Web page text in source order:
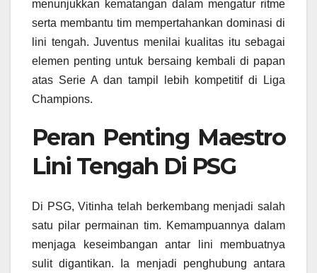
menunjukkan kematangan dalam mengatur ritme
serta membantu tim mempertahankan dominasi di
lini tengah. Juventus menilai kualitas itu sebagai
elemen penting untuk bersaing kembali di papan
atas Serie A dan tampil lebih kompetitif di Liga
Champions.
Peran Penting Maestro
Lini Tengah Di PSG
Di PSG, Vitinha telah berkembang menjadi salah
satu pilar permainan tim. Kemampuannya dalam
menjaga keseimbangan antar lini membuatnya
sulit digantikan. Ia menjadi penghubung antara